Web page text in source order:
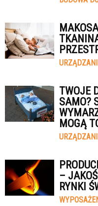
TWOJE
SAMO?
MOGĄ
–
RYNKI